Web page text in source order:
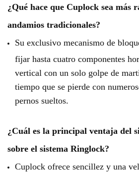
¿Qué hace que Cuplock sea más
andamios tradicionales?
Su exclusivo mecanismo de
fijar hasta cuatro componentes
vertical con un solo golpe de
tiempo que se pierde con
pernos sueltos.
¿Cuál es la principal ventaja del
sobre el sistema Ringlock?
Cuplock ofrece sencillez y una